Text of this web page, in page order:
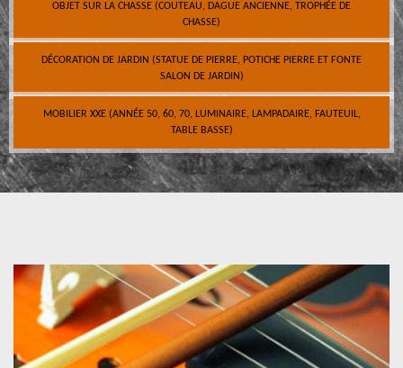
OBJET SUR LA CHASSE (COUTEAU, DAGUE ANCIENNE, TROPHÉE DE
CHASSE)
DÉCORATION DE JARDIN (STATUE DE PIERRE, POTICHE PIERRE ET FONTE
SALON DE JARDIN)
MOBILIER XXE (ANNÉE 50, 60, 70, LUMINAIRE, LAMPADAIRE, FAUTEUIL,
TABLE BASSE)